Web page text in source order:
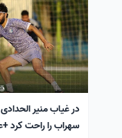
در غیاب منیر
سهراب را راحت کرد